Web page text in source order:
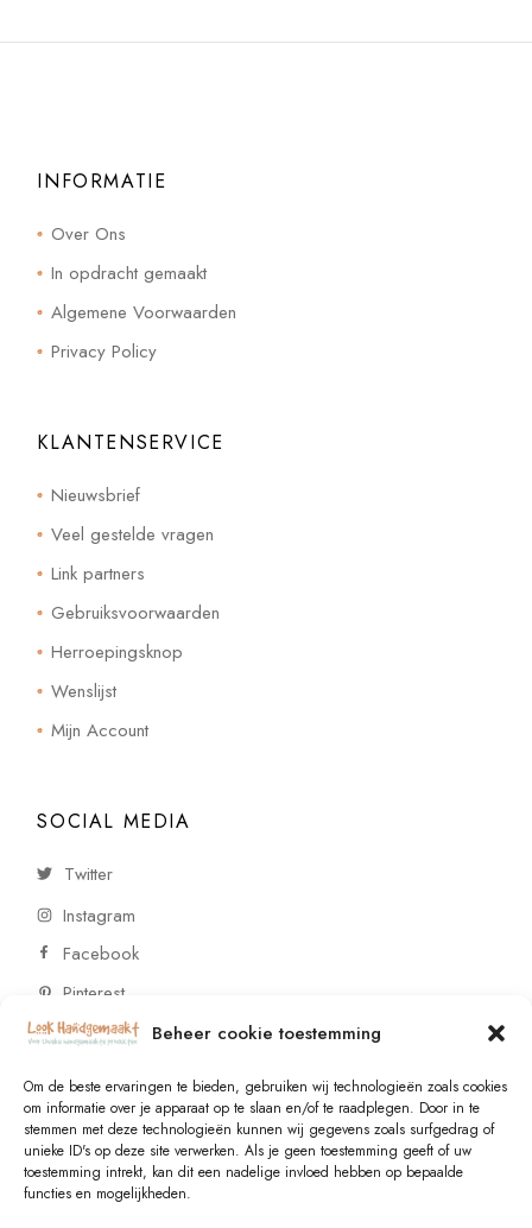
Beheer cookie toestemming
Om de beste ervaringen te bieden, gebruiken wij technologieën zoals cookies
om informatie over je apparaat op te slaan en/of te raadplegen. Door in te
stemmen met deze technologieën kunnen wij gegevens zoals surfgedrag of
unieke ID's op deze site verwerken. Als je geen toestemming geeft of uw
toestemming intrekt, kan dit een nadelige invloed hebben op bepaalde
functies en mogelijkheden.
INFORMATIE
Over Ons
In opdracht gemaakt
Algemene Voorwaarden
Privacy Policy
KLANTENSERVICE
Nieuwsbrief
Veel gestelde vragen
Link partners
Gebruiksvoorwaarden
Herroepingsknop
Wenslijst
Mijn Account
SOCIAL MEDIA
Twitter
Instagram
Facebook
Pinterest
CONTACT
Vragen of wensen? Neem contact op!
+31 (0)6 229 021 29